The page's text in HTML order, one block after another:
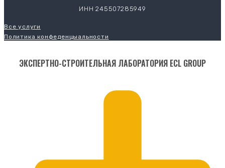
ИНН 245507285949
Все услуги
Политика конфеденцыальности
ЭКСПЕРТНО-СТРОИТЕЛЬНАЯ ЛАБОРАТОРИЯ ECL GROUP